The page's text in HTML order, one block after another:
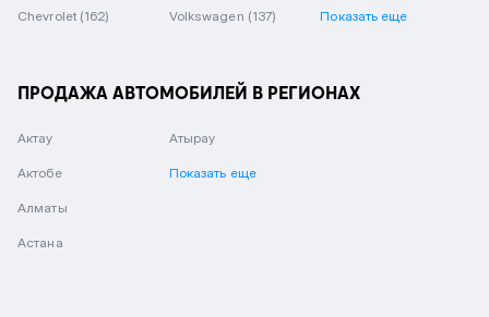
Chevrolet (162) Volkswagen (137) Показать еще
ПРОДАЖА АВТОМОБИЛЕЙ В РЕГИОНАХ
Актау
Актобе
Алматы
Астана
Атырау
Показать еще